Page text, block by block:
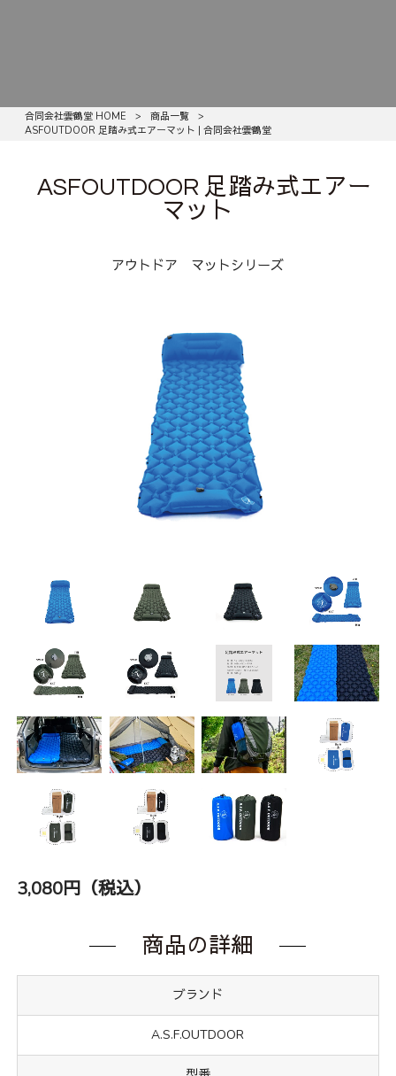
合同会社雲鶴堂 HOME > 商品一覧
>
ASFOUTDOOR 足踏み式エアーマット | 合同会社雲鶴堂
ASFOUTDOOR 足踏み式エアー
マット
アウトドア マットシリーズ
3,080円（税込）
商品の詳細
ブランド
A.S.F.OUTDOOR